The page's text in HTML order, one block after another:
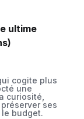
ultime
cogite plus
une
curiosité,
ses
budget.